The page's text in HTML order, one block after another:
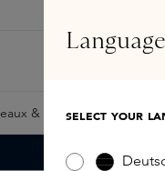
& GiftcardsSELECT YOUR